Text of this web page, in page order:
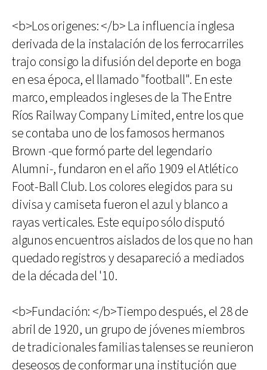
<b>Los origenes: </b> La influencia inglesa
derivada de la instalación de los ferrocarriles
trajo consigo la difusión del deporte en boga
en esa época, el llamado "football". En este
marco, empleados ingleses de la The Entre
Ríos Railway Company Limited, entre los que
se contaba uno de los famosos hermanos
Brown -que formó parte del legendario
Alumni-, fundaron en el año 1909 el Atlético
Foot-Ball Club. Los colores elegidos para su
divisa y camiseta fueron el azul y blanco a
rayas verticales. Este equipo sólo disputó
algunos encuentros aislados de los que no han
quedado registros y desapareció a mediados
de la década del '10.
<b>Fundación: </b>Tiempo después, el 28 de
abril de 1920, un grupo de jóvenes miembros
de tradicionales familias talenses se reunieron
deseosos de conformar una institución que